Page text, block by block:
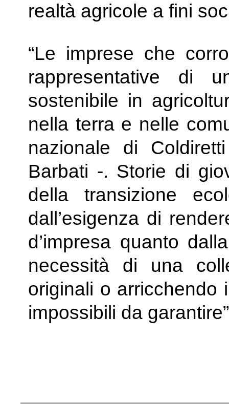
realtà agricole a fini
“Le imprese che
rappresentative di
sostenibile in
nella terra e nelle
nazionale di
Barbati -. Storie di
della transizione
dall’esigenza di
d’impresa quanto
necessità di una
originali o arricchendo
impossibili da